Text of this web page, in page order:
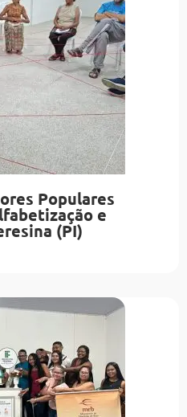
Populares
e
(PI)